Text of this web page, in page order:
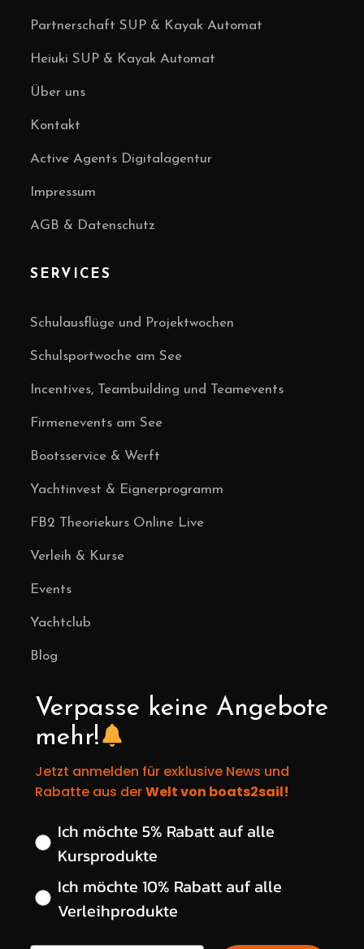
Partnerschaft SUP & Kayak Automat
Heiuki SUP & Kayak Automat
Über uns
Kontakt
Active Agents Digitalagentur
Impressum
AGB & Datenschutz
SERVICES
Schulausflüge und Projektwochen
Schulsportwoche am See
Incentives, Teambuilding und Teamevents
Firmenevents am See
Bootsservice & Werft
Yachtinvest & Eignerprogramm
FB2 Theoriekurs Online Live
Verleih & Kurse
Events
Yachtclub
Blog
Verpasse keine Angebote
mehr!
Jetzt anmelden für exklusive News und
Rabatte aus derWelt von boats2sail!
Wähle deinen gewünschten Rabatt
Ich möchte 5% Rabatt auf alle
Kursprodukte
Ich möchte 10% Rabatt auf alle
Verleihprodukte